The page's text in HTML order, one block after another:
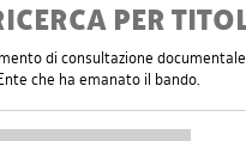
PER
di consultazione
che ha emanato il bando.